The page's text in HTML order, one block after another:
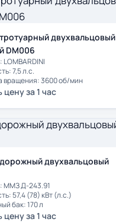
двухвальцовый
DM006
7,5 л.с.
вращения: 3600 об/мин
цену за 1 час
двухвальцовый
ММЗ Д-243.91
57,4 (78) кВт (л.с.)
бак: 170 л
цену за 1 час